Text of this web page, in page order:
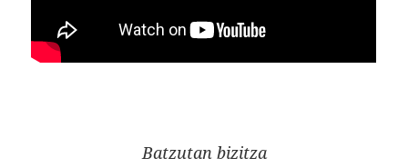
Batzutan bizitza